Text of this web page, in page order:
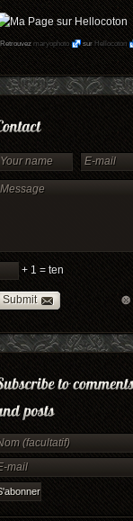
Retrouvezmaryophoto surHellocoton
+ 1 = ten
Submit